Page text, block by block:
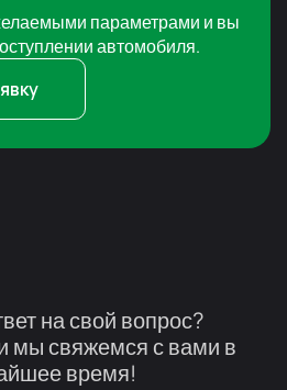
параметрами и вы
автомобиля.
на свой вопрос?
мы свяжемся с вами в
время!